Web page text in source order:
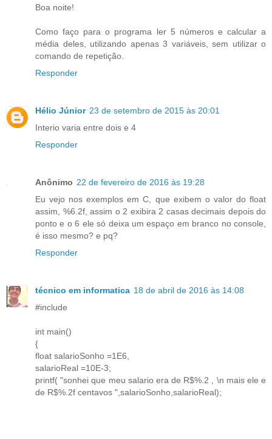
Boa noite!
Como faço para o programa ler 5 números e calcular a
média deles, utilizando apenas 3 variáveis, sem utilizar o
comando de repetição.
Responder
Hélio Júnior 23 de setembro de 2015 às 20:01
Interio varia entre dois e 4
Responder
Anônimo 22 de fevereiro de 2016 às 19:28
Eu vejo nos exemplos em C, que exibem o valor do float
assim, %6.2f, assim o 2 exibira 2 casas decimais depois do
ponto e o 6 ele só deixa um espaço em branco no console,
é isso mesmo? e pq?
Responder
técnico em informatica 18 de abril de 2016 às 14:08
#include
int main()
{
float salarioSonho =1E6,
salarioReal =10E-3;
printf( "sonhei que meu salario era de R$%.2 , \n mais ele e
de R$%.2f centavos ",salarioSonho,salarioReal);